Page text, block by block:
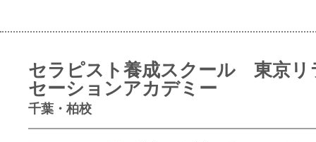
セラピスト養成スクール 東京リ
セーションアカデミー
千葉・柏校